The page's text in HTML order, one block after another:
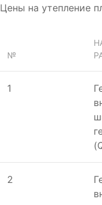
Цены на утепление
№
1
2